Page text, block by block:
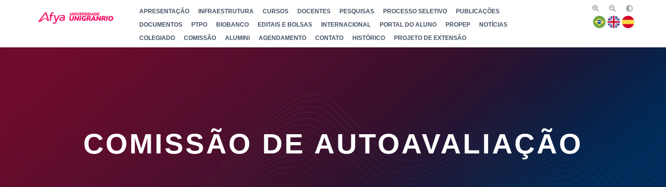
APRESENTAÇÃO INFRAESTRUTURA CURSOS DOCENTES PESQUISAS PROCESSO SELETIVO
PUBLICAÇÕES
DOCUMENTOS
PTPO BIOBANCO EDITAIS E BOLSAS INTERNACIONAL PORTAL DO ALUNO PROPEP
NOTÍCIAS
COLEGIADO
COMISSÃO ALUMINI AGENDAMENTO CONTATO HISTÓRICO PROJETO DE EXTENSÃO
COMISSÃO DE AUTOAVALIAÇÃO